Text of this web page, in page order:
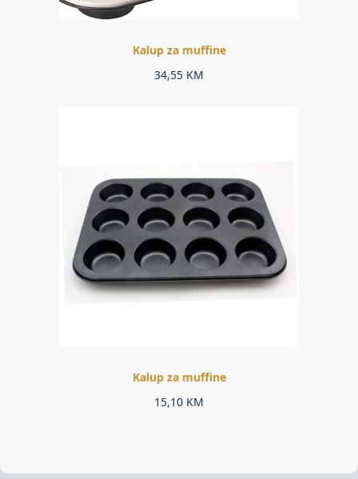
Kalup za muffine
34,55 KM
Kalup za muffine
15,10 KM